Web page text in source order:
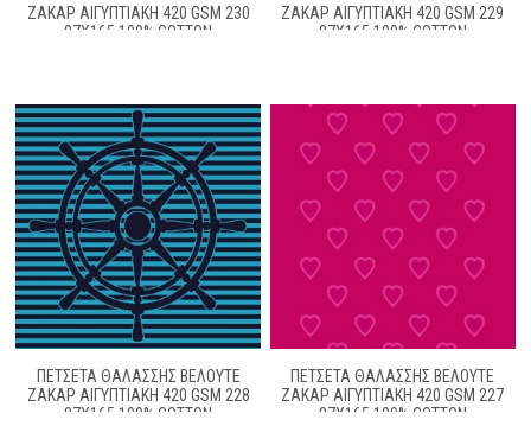
ΖΑΚΆΡ ΑΙΓΥΠΤΙΑΚΉ 420 GSM 230
87X165 100% COTTON
ΖΑΚΆΡ ΑΙΓΥΠΤΙΑΚΉ 420 GSM 229
87X165 100% COTTON
ΠΕΤΣΈΤΑ ΘΑΛΆΣΣΗΣ ΒΕΛΟΥΤΈ
ΖΑΚΆΡ ΑΙΓΥΠΤΙΑΚΉ 420 GSM 228
87X165 100% COTTON
ΠΕΤΣΈΤΑ ΘΑΛΆΣΣΗΣ ΒΕΛΟΥΤΈ
ΖΑΚΆΡ ΑΙΓΥΠΤΙΑΚΉ 420 GSM 227
87X165 100% COTTON